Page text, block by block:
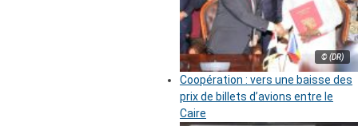
© (DR)
Coopération : vers une baisse des
prix de billets d’avions entre le
Caire